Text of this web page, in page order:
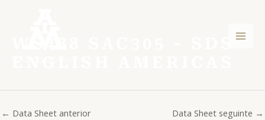
← Data Sheet anterior Data Sheet seguinte →